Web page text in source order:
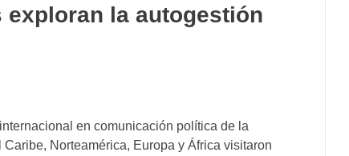
la autogestión
en comunicación política de la
Norteamérica, Europa y África visitaron